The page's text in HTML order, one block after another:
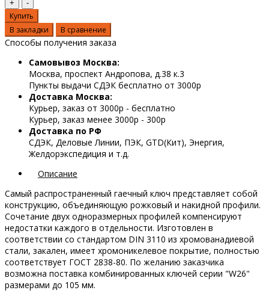
Купить
В закладки
В сравнение
Способы получения заказа
Самовывоз Москва:
Москва, проспект Андропова, д.38 к.3
Пункты выдачи СДЭК бесплатно от 3000р
Доставка Москва:
Курьер, заказ от 3000р - бесплатно
Курьер, заказ менее 3000р - 300р
Доставка по РФ
СДЭК, Деловые Линии, ПЭК, GTD(Кит), Энергия,
Желдорэкспедиция и т.д.
Описание
Самый распространенный гаечный ключ представляет собой
конструкцию, объединяющую рожковый и накидной профили.
Сочетание двух одноразмерных профилей компенсируют
недостатки каждого в отдельности. Изготовлен в
соответствии со стандартом DIN 3110 из хромованадиевой
стали, закален, имеет хромоникелевое покрытие, полностью
соответствует ГОСТ 2838-80. По желанию заказчика
возможна поставка комбинированных ключей серии "W26"
размерами до 105 мм.